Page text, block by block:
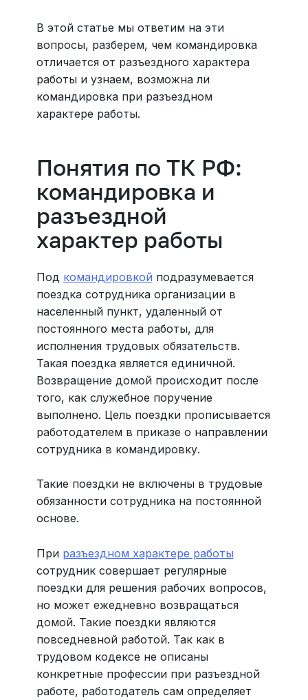
В этой статье мы ответим на эти
вопросы, разберем, чем командировка
отличается от разъездного характера
работы и узнаем, возможна ли
командировка при разъездном
характере работы.
Понятия по ТК РФ:
командировка и
разъездной
характер работы
Под командировкой подразумевается
поездка сотрудника организации в
населенный пункт, удаленный от
постоянного места работы, для
исполнения трудовых обязательств.
Такая поездка является единичной.
Возвращение домой происходит после
того, как служебное поручение
выполнено. Цель поездки прописывается
работодателем в приказе о направлении
сотрудника в командировку.
Такие поездки не включены в трудовые
обязанности сотрудника на постоянной
основе.
При разъездном характере работы
сотрудник совершает регулярные
поездки для решения рабочих вопросов,
но может ежедневно возвращаться
домой. Такие поездки являются
повседневной работой. Так как в
трудовом кодексе не описаны
конкретные профессии при разъездной
работе, работодатель сам определяет